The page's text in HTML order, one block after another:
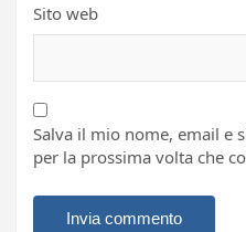
Sito web
Salva il mio nome, email e
per la prossima volta che